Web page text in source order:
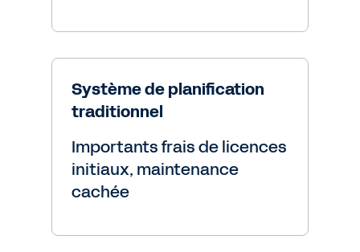
Système de planification
traditionnel
Importants frais de licences
initiaux, maintenance
cachée